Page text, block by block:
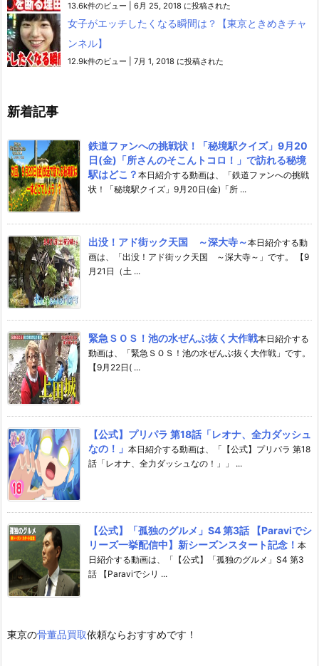
13.6k件のビュー 6月 25, 2018 に投稿された
女子がエッチしたくなる瞬間は？【東京ときめきチャ
ンネル】
12.9k件のビュー 7月 1, 2018 に投稿された
新着記事
鉄道ファンへの挑戦状！「秘境駅クイズ」9月20
日(金)「所さんのそこんトコロ！」で訪れる秘境
駅はどこ？ 本日紹介する動画は、「鉄道ファンへの挑戦
状！「秘境駅クイズ」9月20日(金)「所 ...
出没！アド街ック天国 ～深大寺～本日紹介する動
画は、「出没！アド街ック天国 ～深大寺～」です。 【9
月21日（土 ...
緊急ＳＯＳ！池の水ぜんぶ抜く大作戦本日紹介する
動画は、「緊急ＳＯＳ！池の水ぜんぶ抜く大作戦」です。
【9月22日( ...
【公式】プリパラ 第18話「レオナ、全力ダッシュ
なの！」 本日紹介する動画は、「【公式】プリパラ 第18
話「レオナ、全力ダッシュなの！」」 ...
【公式】「孤独のグルメ」S4 第3話 【Paraviでシ
リーズ一挙配信中】新シーズンスタート記念！ 本
日紹介する動画は、「【公式】「孤独のグルメ」S4 第3
話 【Paraviでシリ ...
東京の骨董品買取依頼ならおすすめです！